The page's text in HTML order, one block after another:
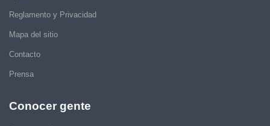
Reglamento y Privacidad
Mapa del sitio
Contacto
Prensa
Conocer gente